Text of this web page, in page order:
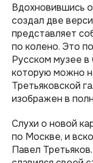
Вдохновившись
создал две
представляет
по колено. Это
Русском музее в
которую можно
Третьяковской
изображен в
Слухи о новой
по Москве, и
Павел